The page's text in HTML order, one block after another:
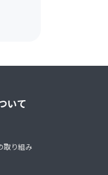
いて
取り組み